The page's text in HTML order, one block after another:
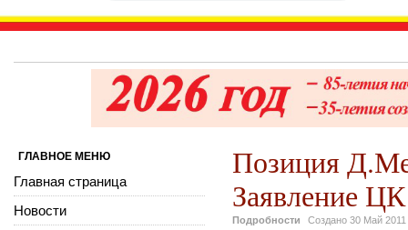
Позиция
Заявление
Подробности Создано 30 Май 2011
ГЛАВНОЕ МЕНЮ
Главная страница
Новости